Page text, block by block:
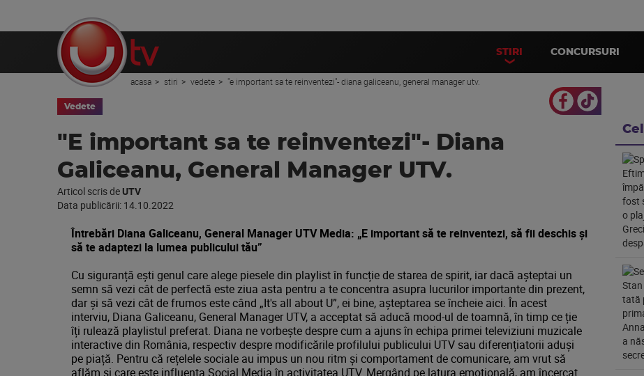
STIRI CONCURSURI
acasa stiri vedete "e important sa te reinventezi"- diana galiceanu, general manager utv.
Vedete
"E important sa te reinventezi"- Diana
Galiceanu, General Manager UTV.
Articol scris de UTV
Data publicării: 14.10.2022
Întrebări Diana Galiceanu, General Manager UTV Media: „E important să te reinventezi, să fii deschis și
să te adaptezi la lumea publicului tău”
Cu siguranță ești genul care alege piesele din playlist în funcție de starea de spirit, iar dacă așteptai un
semn să vezi cât de perfectă este ziua asta pentru a te concentra asupra lucurilor importante din prezent,
dar și să vezi cât de frumos este când „It's all about U”, ei bine, așteptarea se încheie aici. În acest
interviu, Diana Galiceanu, General Manager UTV, a acceptat să aducă mood-ul de toamnă, în timp ce ție
îți rulează playlistul preferat. Diana ne vorbește despre cum a ajuns în echipa primei televiziuni muzicale
interactive din România, respectiv despre modificările profilului publicului UTV sau diferențiatorii aduși
pe piață. Pentru că rețelele sociale au impus un nou ritm și comportament de comunicare, am vrut să
aflăm și care este influența Social Media în activitatea UTV. Mergând pe latura emoțională, am încercat